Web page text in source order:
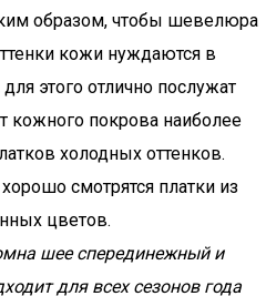
образом, чтобы шевелюра
кожи нуждаются в
этого отлично послужат
кожного покрова наиболее
холодных оттенков.
смотрятся платки из
цветов.
шее сперединежный и
для всех сезонов года